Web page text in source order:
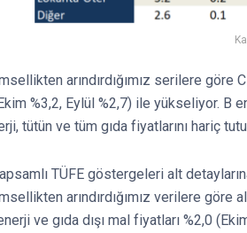
arındırdığımız serilere göre
%3,2, Eylül %2,7) ile yükseliyor. B
tütün ve tüm gıda fiyatlarını hariç
TÜFE göstergeleri alt
arındırdığımız verilere göre
ve gıda dışı mal fiyatları %2,0